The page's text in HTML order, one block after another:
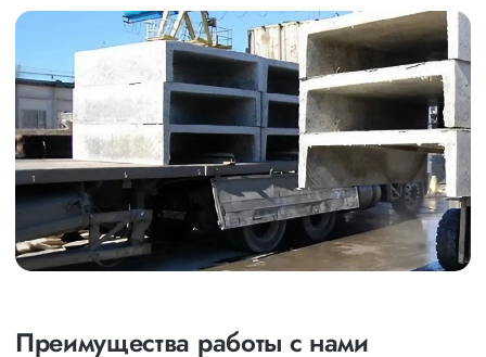
Преимущества работы с нами